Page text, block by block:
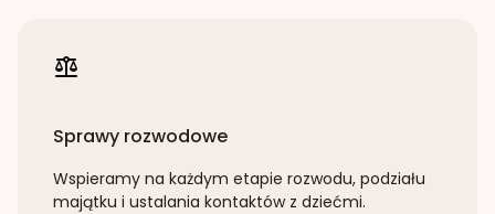
Sprawy rozwodowe
Wspieramy na każdym etapie rozwodu, podziału
majątku i ustalania kontaktów z dziećmi.